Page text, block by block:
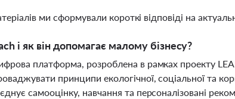
ми сформували короткі відповіді на
і як він допомагає малому бізнесу?
платформа, розроблена в рамках проекту
принципи екологічної, соціальної та
самооцінку, навчання та персоналізовані